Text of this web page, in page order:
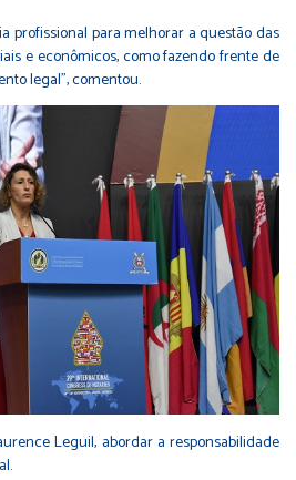
profissional para melhorar a questão das
e econômicos, como fazendo frente de
legal”, comentou.
Leguil, abordar a responsabilidade